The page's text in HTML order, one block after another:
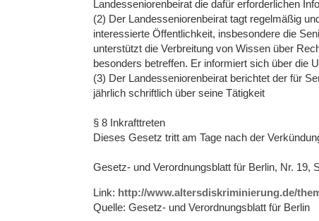
Landesseniorenbeirat die dafür erforderlichen
(2) Der Landesseniorenbeirat tagt regelmäßig
interessierte Öffentlichkeit, insbesondere die
unterstützt die Verbreitung von Wissen über
besonders betreffen. Er informiert sich über die
(3) Der Landesseniorenbeirat berichtet der für
jährlich schriftlich über seine Tätigkeit
§ 8 Inkrafttreten
Dieses Gesetz tritt am Tage nach der
Gesetz- und Verordnungsblatt für Berlin, Nr. 19,
Link: http://www.altersdiskriminierung.de/
Quelle: Gesetz- und Verordnungsblatt für Berlin